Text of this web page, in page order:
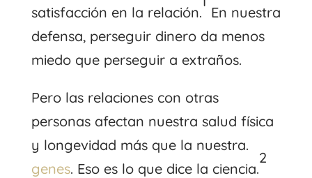
satisfacción en la relación.
En nuestra
defensa, perseguir dinero da menos
miedo que perseguir a extraños.
Pero las relaciones con otras
personas afectan nuestra salud física
y longevidad más que la nuestra.
genes. Eso es lo que dice la ciencia.
2